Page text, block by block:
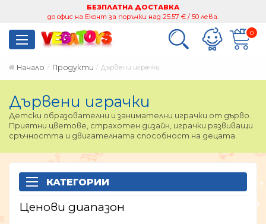
БЕЗПЛАТНА ДОСТАВКА
до офис на Еконт за поръчки над 25.57 € / 50 лева.
0
Начало Продукти Дървени играчки
Дървени играчки
Детски образователни и занимателни играчки от дърво.
Приятни цветове, страхотен дизайн, играчки развиващи
сръчността и двигателната способност на децата.
КАТЕГОРИИ
Ценови диапазон